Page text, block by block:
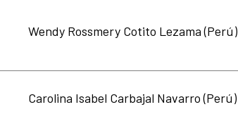
Wendy Rossmery Cotito Lezama (Perú)
Carolina Isabel Carbajal Navarro (Perú)